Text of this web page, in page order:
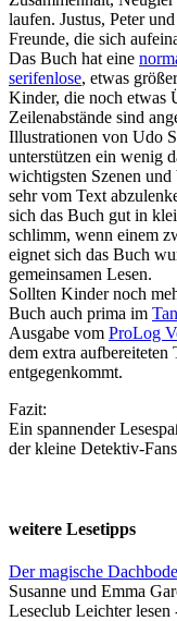
laufen. Justus, Peter
Freunde, die sich
Das Buch hat eine
serifenlose, etwas
Kinder, die noch etwas
Zeilenabstände sind
Illustrationen von Udo
unterstützen ein wenig
wichtigsten Szenen und
sehr vom Text
sich das Buch gut in
schlimm, wenn einem
eignet sich das Buch
gemeinsamen Lesen.
Sollten Kinder noch
Buch auch prima im
Ausgabe vom ProLog
dem extra aufbereiteten
entgegenkommt.
Fazit:
Ein spannender
der kleine Detektiv-
weitere Lesetipps
Der magische
Susanne und Emma
Leseclub Leichter